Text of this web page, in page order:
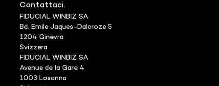
Contattaci.
FIDUCIAL WINBIZ SA
Bd. Emile Jaques-Dalcroze 5
1204 Ginevra
Svizzera
FIDUCIAL WINBIZ SA
Avenue de la Gare 4
1003 Losanna